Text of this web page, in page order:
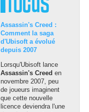
Assassin's Creed :
Comment la saga
d'Ubisoft a évolué
depuis 2007
Lorsqu'Ubisoft lance
Assassin's Creed en
novembre 2007, peu
de joueurs imaginent
que cette nouvelle
licence deviendra l'une